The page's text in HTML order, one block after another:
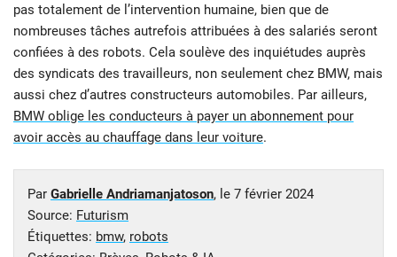
pas totalement de l’intervention humaine, bien que de
nombreuses tâches autrefois attribuées à des salariés seront
confiées à des robots. Cela soulève des inquiétudes auprès
des syndicats des travailleurs, non seulement chez BMW, mais
aussi chez d’autres constructeurs automobiles. Par ailleurs,
BMW oblige les conducteurs à payer un abonnement pour
avoir accès au chauffage dans leur voiture.
Par Gabrielle Andriamanjatoson, le 7 février 2024
Source: Futurism
Étiquettes: bmw, robots